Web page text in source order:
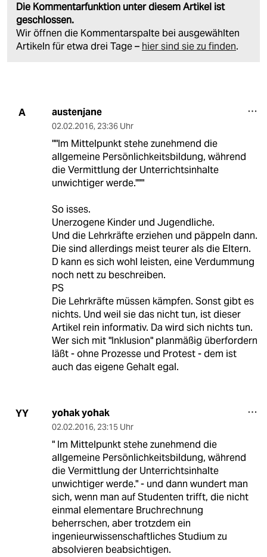
Die Kommentarfunktion unter diesem Artikel ist
geschlossen.
Wir öffnen die Kommentarspalte bei ausgewählten
Artikeln für etwa drei Tage – hier sind sie zu finden.
A austenjane
02.02.2016, 23:36 Uhr
""Im Mittelpunkt stehe zunehmend die
allgemeine Persönlichkeitsbildung, während
die Vermittlung der Unterrichtsinhalte
unwichtiger werde."""
So isses.
Unerzogene Kinder und Jugendliche.
Und die Lehrkräfte erziehen und päppeln dann.
Die sind allerdings meist teurer als die Eltern.
D kann es sich wohl leisten, eine Verdummung
noch nett zu beschreiben.
PS
Die Lehrkräfte müssen kämpfen. Sonst gibt es
nichts. Und weil sie das nicht tun, ist dieser
Artikel rein informativ. Da wird sich nichts tun.
Wer sich mit "Inklusion" planmäßig überfordern
läßt - ohne Prozesse und Protest - dem ist
auch das eigene Gehalt egal.
YY yohak yohak
02.02.2016, 23:15 Uhr
" Im Mittelpunkt stehe zunehmend die
allgemeine Persönlichkeitsbildung, während
die Vermittlung der Unterrichtsinhalte
unwichtiger werde." - und dann wundert man
sich, wenn man auf Studenten trifft, die nicht
einmal elementare Bruchrechnung
beherrschen, aber trotzdem ein
ingenieurwissenschaftliches Studium zu
absolvieren beabsichtigen.